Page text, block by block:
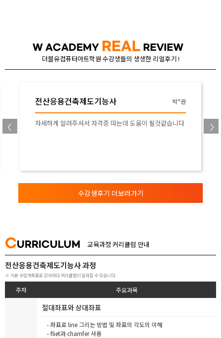
W ACADEMY REAL REVIEW
더블유컴퓨터아트학원 수강생들의 생생한 리얼후기 !
전산응용건축제도기능사 이*석
캐드라는 걸 처음 접해서 막막했는데 좋은 강사님 만나서
수강생후기 더보러가기
CURRICULUM 교육과정 커리큘럼 안내
전산응용건축제도기능사 과정
※ 기본 수업계획표로 강사마다 커리큘럼이 달라질 수 있습니다.
주차 주요과목
절대좌표와 상대좌표
- 좌표로 line 그리는 방법 및 좌표의 각도의 이해
- fliet과 chamfer 사용